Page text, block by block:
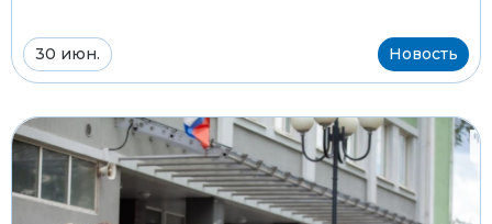
30 июн. Новость